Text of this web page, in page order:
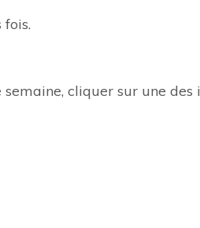
fois.
cliquer sur une des